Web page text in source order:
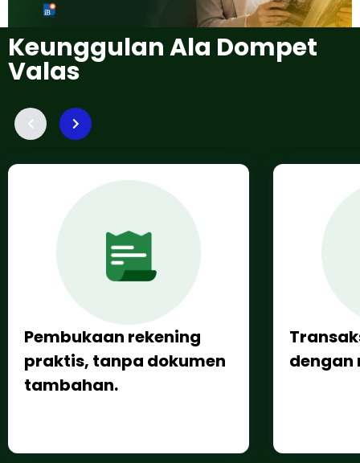
Keunggulan Ala Dompet
Valas
Pembukaan rekening
praktis, tanpa dokumen
tambahan.
dengan